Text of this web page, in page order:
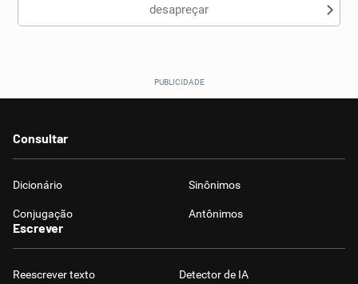
desapreçar
Consultar
Dicionário Sinônimos
Conjugação Antônimos
Escrever
Reescrever texto Detector de IA